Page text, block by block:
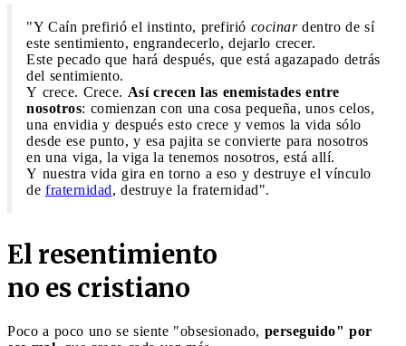
"Y Caín prefirió el instinto, prefirió cocinardentro de sí
este sentimiento, engrandecerlo, dejarlo crecer.
Este pecado que hará después, que está agazapado detrás
del sentimiento.
Y crece. Crece. Así crecen las enemistades entre
nosotros: comienzan con una cosa pequeña, unos celos,
una envidia y después esto crece y vemos la vida sólo
desde ese punto, y esa pajita se convierte para nosotros
en una viga, la viga la tenemos nosotros, está allí.
Y nuestra vida gira en torno a eso y destruye el vínculo
de fraternidad, destruye la fraternidad".
El resentimiento
no es cristiano
Poco a poco uno se siente "obsesionado, perseguido" por